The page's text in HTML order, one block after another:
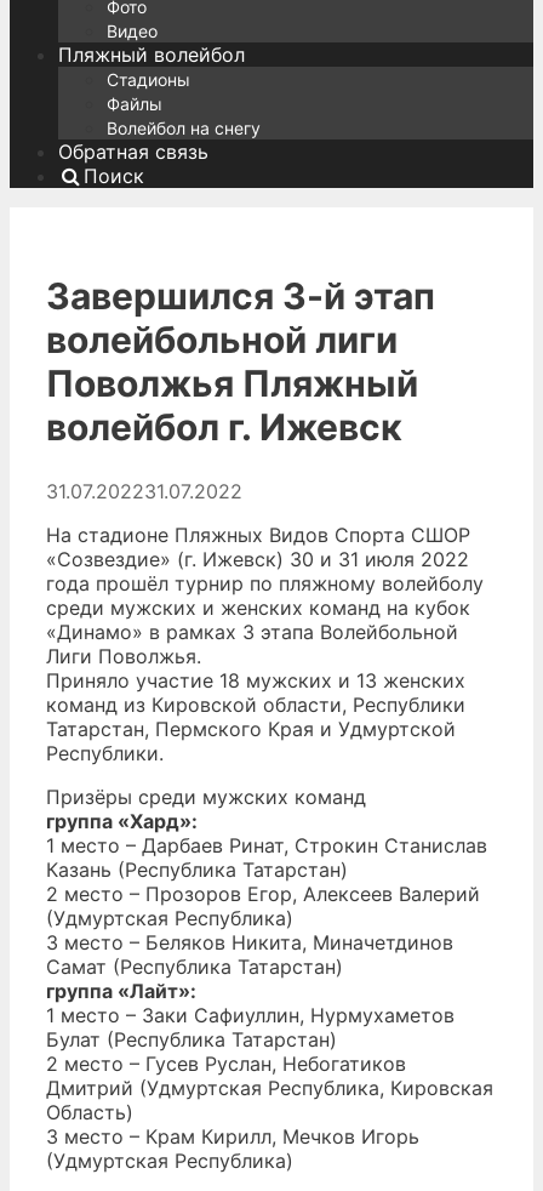
Фото
Видео
Пляжный волейбол
Стадионы
Файлы
Волейбол на снегу
Обратная связь
Поиск
Завершился 3-й этап
волейбольной лиги
Поволжья Пляжный
волейбол г. Ижевск
31.07.202231.07.2022
На стадионе Пляжных Видов Спорта СШОР
«Созвездие» (г. Ижевск) 30 и 31 июля 2022
года прошёл турнир по пляжному волейболу
среди мужских и женских команд на кубок
«Динамо» в рамках 3 этапа Волейбольной
Лиги Поволжья.
Приняло участие 18 мужских и 13 женских
команд из Кировской области, Республики
Татарстан, Пермского Края и Удмуртской
Республики.
Призёры среди мужских команд
группа «Хард»:
1 место – Дарбаев Ринат, Строкин Станислав
Казань (Республика Татарстан)
2 место – Прозоров Егор, Алексеев Валерий
(Удмуртская Республика)
3 место – Беляков Никита, Миначетдинов
Самат (Республика Татарстан)
группа «Лайт»:
1 место – Заки Сафиуллин, Нурмухаметов
Булат (Республика Татарстан)
2 место – Гусев Руслан, Небогатиков
Дмитрий (Удмуртская Республика, Кировская
Область)
3 место – Крам Кирилл, Мечков Игорь
(Удмуртская Республика)